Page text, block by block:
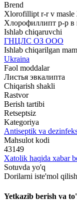
Brend
Xlorofillipt r-r v masle
Хлорофиллипт р-р в
Ishlab chiqaruvchi
ГНЦЛС ОЗ ООО
Ishlab chiqarilgan
Ukraina
Faol moddalar
Листья эвкалипта
Chiqarish shakli
Rastvor
Berish tartibi
Retseptsiz
Kategoriya
Antiseptik va
Mahsulot kodi
43149
Xatolik haqida xabar
Sotuvda yo'q
Dorilarni iste'mol
Yetkazib berish va